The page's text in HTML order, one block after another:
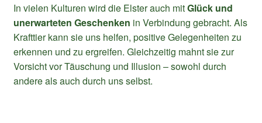
In vielen Kulturen wird die Elster auch mitGlück und
unerwarteten Geschenken in Verbindung gebracht. Als
Krafttier kann sie uns helfen, positive Gelegenheiten zu
erkennen und zu ergreifen. Gleichzeitig mahnt sie zur
Vorsicht vor Täuschung und Illusion – sowohl durch
andere als auch durch uns selbst.